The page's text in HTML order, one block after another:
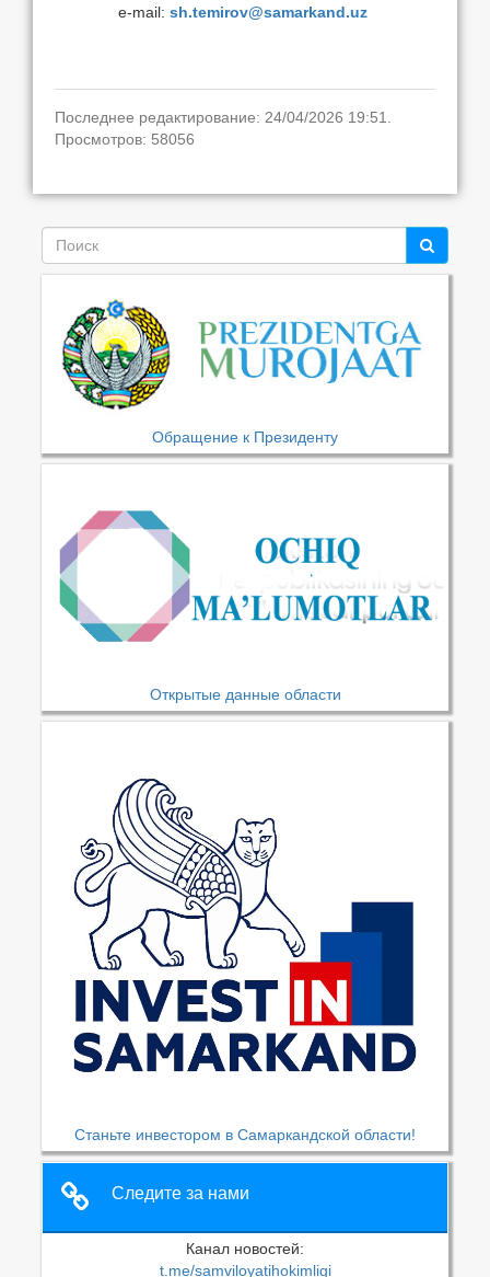
e-mail: sh.temirov@samarkand.uz
Последнее редактирование: 24/04/2026 19:51.
Просмотров: 58056
Обращение к Президенту
Открытые данные области
Станьте инвестором в Самаркандской области!
Следите за нами
Канал новостей:
t.me/samviloyatihokimligi